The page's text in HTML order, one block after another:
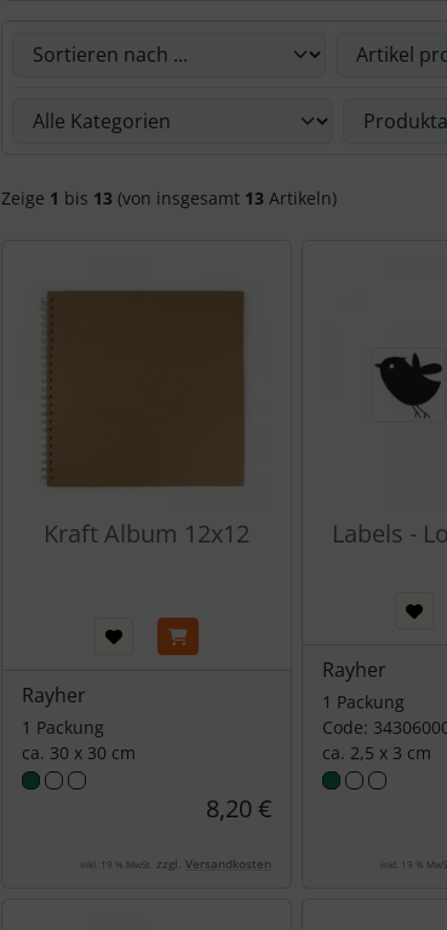
Hier kannst Du die nachfolgenden Artikel nach
Zeige 1 bis 13 (von insgesamt 13 Artikeln)
Kraft Album 12x12
Rayher
1 Packung
ca. 30 x 30 cm
8,20 €
inkl. 19 % MwSt. zzgl. Versandkosten
Labels -
Rayher
1 Packung
Code:
ca. 2,5 x 3 cm
inkl. 19 %